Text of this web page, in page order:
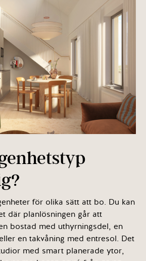
för olika sätt att bo. Du kan
där planlösningen går att
bostad med uthyrningsdel, en
en takvåning med entresol. Det
med smart planerade ytor,